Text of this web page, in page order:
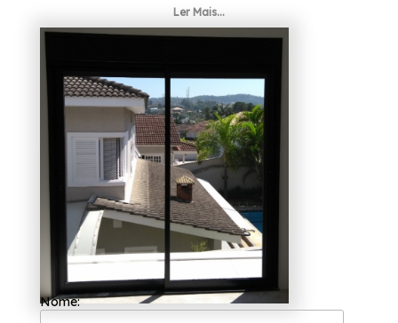
Procurando por porta de
correr de alumínio com vidro
Vila Pirituba?
A Esquadriflex teve a sua fundação em 2002
e já é uma das empresas mais bem cotadas
do segmento de esquadrias. A sua equipe de
profissionais é formada somente por
colaboradores competentes que buscam a
total satisfação do cliente em cada pedido e
a maior inovação e evolução dos processos.
Você está querendo encontrar porta de
correr de alumínio com vidro Vila Pirituba?
Atuando no segmento de esquadrias, a
Esquadriflex pode ser sua opção mais viável,
já que disponibiliza serviços como o de
Janela Basculante Alumínio, Janela maxim-
ar Alumínio, Janela Veneziana.
Disponibilizando o suporte necessário aos
Ler Mais...
Nome: